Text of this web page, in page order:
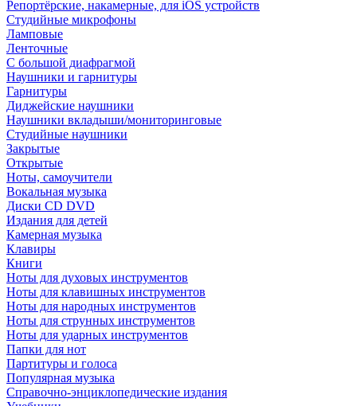
Репортёрские, накамерные, для iOS устройств
Студийные микрофоны
Ламповые
Ленточные
С большой диафрагмой
Наушники и гарнитуры
Гарнитуры
Диджейские наушники
Наушники вкладыши/мониторинговые
Студийные наушники
Закрытые
Открытые
Ноты, самоучители
Вокальная музыка
Диски CD DVD
Издания для детей
Камерная музыка
Клавиры
Книги
Ноты для духовых инструментов
Ноты для клавишных инструментов
Ноты для народных инструментов
Ноты для струнных инструментов
Ноты для ударных инструментов
Папки для нот
Партитуры и голоса
Популярная музыка
Справочно-энциклопедические издания